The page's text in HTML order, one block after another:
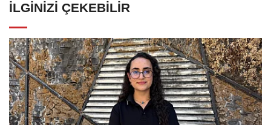
İLGINIZI ÇEKEBILIR